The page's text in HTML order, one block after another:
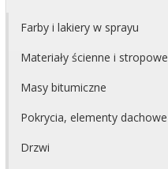
Farby i lakiery w sprayu
Materiały ścienne i stropowe
Masy bitumiczne
Pokrycia, elementy dachowe
Drzwi